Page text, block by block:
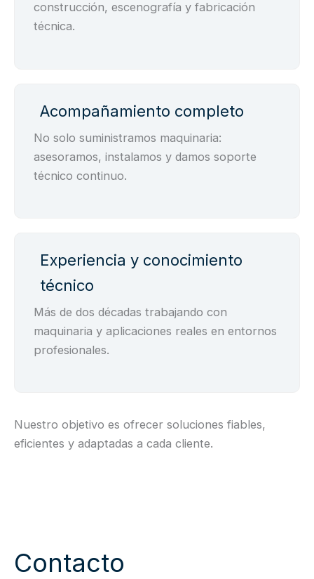
construcción, escenografía y fabricación
técnica.
Acompañamiento completo
No solo suministramos maquinaria:
asesoramos, instalamos y damos soporte
técnico continuo.
Experiencia y conocimiento
técnico
Más de dos décadas trabajando con
maquinaria y aplicaciones reales en entornos
profesionales.
Nuestro objetivo es ofrecer soluciones fiables,
eficientes y adaptadas a cada cliente.
Contacto